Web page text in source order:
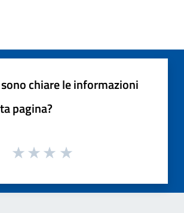
chiare le informazioni
pagina?